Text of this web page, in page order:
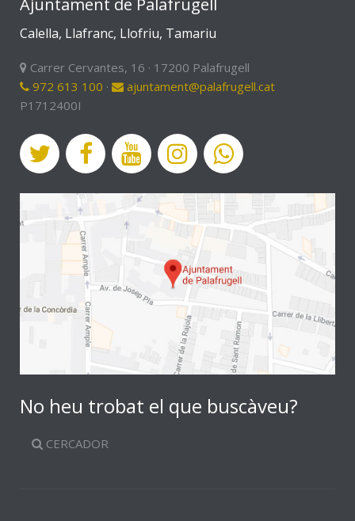
Ajuntament de Palafrugell
Calella, Llafranc, Llofriu, Tamariu
Carrer Cervantes, 16 · 17200 Palafrugell
972 613 100 ·
ajuntament@palafrugell.cat
P1712400I
No heu trobat el que buscàveu?
CERCADOR